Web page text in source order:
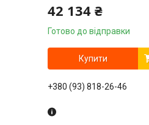
42 134 ₴
Готово до відправки
Купити
+380 (93) 818-26-46